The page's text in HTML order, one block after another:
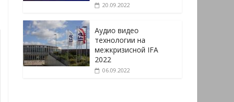
20.09.2022
Аудио видео
технологии на
межкризисной IFA
2022
06.09.2022